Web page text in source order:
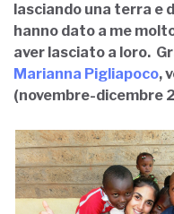
lasciando una terra e
hanno dato a me
aver lasciato a loro.
Marianna Pigliapoco,
(novembre-dicembre